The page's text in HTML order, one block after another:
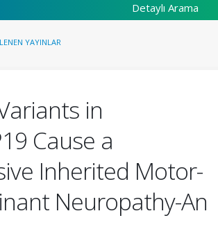
Detaylı Arama
YAYINLAR
in
Cause a
Inherited Motor-
Neuropathy-An